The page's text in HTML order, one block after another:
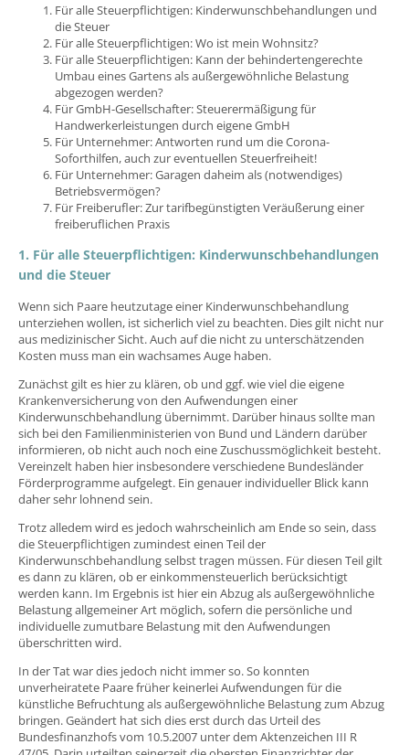
Für alle Steuerpflichtigen: Kinderwunschbehandlungen und
die Steuer
Für alle Steuerpflichtigen: Wo ist mein Wohnsitz?
Für alle Steuerpflichtigen: Kann der behindertengerechte
Umbau eines Gartens als außergewöhnliche Belastung
abgezogen werden?
Für GmbH-Gesellschafter: Steuerermäßigung für
Handwerkerleistungen durch eigene GmbH
Für Unternehmer: Antworten rund um die Corona-
Soforthilfen, auch zur eventuellen Steuerfreiheit!
Für Unternehmer: Garagen daheim als (notwendiges)
Betriebsvermögen?
Für Freiberufler: Zur tarifbegünstigten Veräußerung einer
freiberuflichen Praxis
1. Für alle Steuerpflichtigen: Kinderwunschbehandlungen
und die Steuer
Wenn sich Paare heutzutage einer Kinderwunschbehandlung
unterziehen wollen, ist sicherlich viel zu beachten. Dies gilt nicht nur
aus medizinischer Sicht. Auch auf die nicht zu unterschätzenden
Kosten muss man ein wachsames Auge haben.
Zunächst gilt es hier zu klären, ob und ggf. wie viel die eigene
Krankenversicherung von den Aufwendungen einer
Kinderwunschbehandlung übernimmt. Darüber hinaus sollte man
sich bei den Familienministerien von Bund und Ländern darüber
informieren, ob nicht auch noch eine Zuschussmöglichkeit besteht.
Vereinzelt haben hier insbesondere verschiedene Bundesländer
Förderprogramme aufgelegt. Ein genauer individueller Blick kann
daher sehr lohnend sein.
Trotz alledem wird es jedoch wahrscheinlich am Ende so sein, dass
die Steuerpflichtigen zumindest einen Teil der
Kinderwunschbehandlung selbst tragen müssen. Für diesen Teil gilt
es dann zu klären, ob er einkommensteuerlich berücksichtigt
werden kann. Im Ergebnis ist hier ein Abzug als außergewöhnliche
Belastung allgemeiner Art möglich, sofern die persönliche und
individuelle zumutbare Belastung mit den Aufwendungen
überschritten wird.
In der Tat war dies jedoch nicht immer so. So konnten
unverheiratete Paare früher keinerlei Aufwendungen für die
künstliche Befruchtung als außergewöhnliche Belastung zum Abzug
bringen. Geändert hat sich dies erst durch das Urteil des
Bundesfinanzhofs vom 10.5.2007 unter dem Aktenzeichen III R